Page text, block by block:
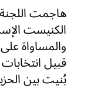
هاجمت
الكنيست
والمساواة
قبيل
بُنيت بين